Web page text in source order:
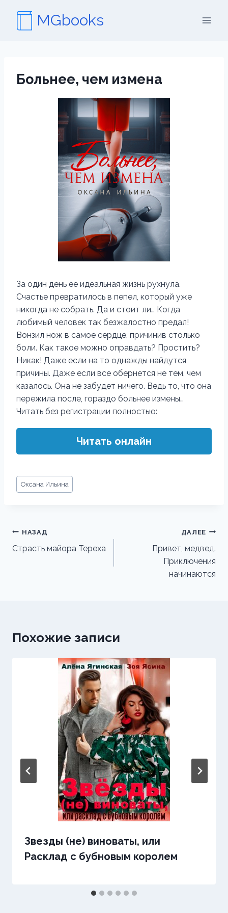
содержимому
MGbooks
Больнее, чем измена
За один день ее идеальная жизнь рухнула.
Счастье превратилось в пепел, который уже
никогда не собрать. Да и стоит ли… Когда
любимый человек так безжалостно предал!
Вонзил нож в самое сердце, причинив столько
боли. Как такое можно оправдать? Простить?
Никак! Даже если на то однажды найдутся
причины. Даже если все обернется не тем, чем
казалось. Она не забудет ничего. Ведь то, что она
пережила после, гораздо больнее измены…
Читать без регистрации полностью:
Читать онлайн
Метки
записи:
Оксана Ильина
Навигация
по
НАЗАД
Страсть майора Тереха
ДАЛЕЕ
Привет, медвед.
Приключения
начинаются
Похожие записи
Звезды (не) виноваты, или
Расклад с бубновым королем